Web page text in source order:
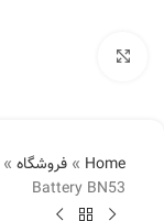
Home
» فروشگاه »
Battery BN53